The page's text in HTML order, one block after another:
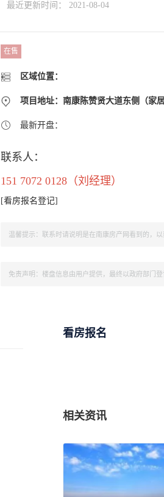
最近更新时间： 2021-08-04
在售
区域位置：
项目地址：南康陈赞贤大道东侧（家居小镇
最新开盘：
联系人：
151 7072 0128（刘经理）
[看房报名登记]
温馨提示：联系时请说明是在南康房产网看到的，以
免责声明：楼盘信息由用户提供，最终以政府部门登
看房报名
相关资讯